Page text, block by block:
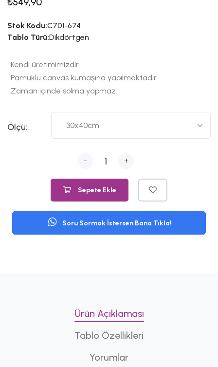
Stok Kodu:C701-674
Tablo Türü:Dikdörtgen
• Kendi üretimimizdir.
• Pamuklu canvas kumaşına yapılmaktadır.
• Zaman içinde solma yapmaz.
Ölçü:
- +
Sepete Ekle
Soru Sormak İstersen Bana Tıkla!
Ürün Açıklaması
Tablo Özellikleri
Yorumlar